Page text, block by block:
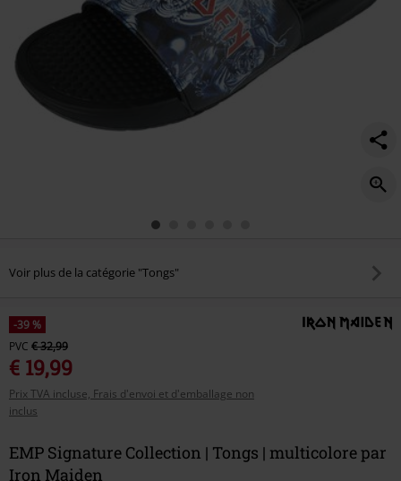
Voir plus de la catégorie "Tongs"
-39 %
PVC € 32,99
€ 19,99
Prix TVA incluse, Frais d'envoi et d'emballage non
inclus
EMP Signature Collection | Tongs | multicolore par
Iron Maiden